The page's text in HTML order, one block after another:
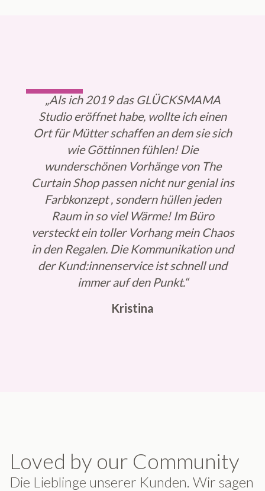
„Als ich 2019 das GLÜCKSMAMA
Studio eröffnet habe, wollte ich einen
Ort für Mütter schaffen an dem sie sich
wie Göttinnen fühlen! Die
wunderschönen Vorhänge von The
Curtain Shop passen nicht nur genial ins
Farbkonzept , sondern hüllen jeden
Raum in so viel Wärme! Im Büro
versteckt ein toller Vorhang mein Chaos
in den Regalen. Die Kommunikation und
der Kund:innenservice ist schnell und
immer auf den Punkt.“
Kristina
Loved by our Community
Die Lieblinge unserer Kunden. Wir sagen